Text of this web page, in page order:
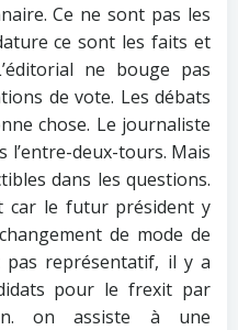
Ce ne sont pas les
ce sont les faits et
ne bouge pas
de vote. Les débats
chose. Le journaliste
l’entre-deux-tours. Mais
dans les questions.
car le futur président y
de mode de
pas représentatif, il y a
pour le frexit par
on assiste à une